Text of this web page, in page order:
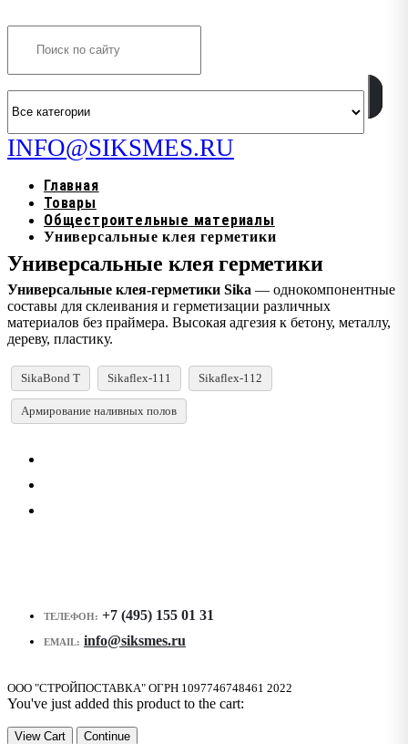
INFO@SIKSMES.RU
Главная
Товары
Общестроительные материалы
Универсальные клея герметики
Универсальные клея герметики
Универсальные клея-герметики Sika — однокомпонентные
составы для склеивания и герметизации различных
материалов без праймера. Высокая адгезия к бетону, металлу,
дереву, пластику.
SikaBond T Sikaflex-111 Sikaflex-112
Армирование наливных полов
ТЕЛЕФОН: +7 (495) 155 01 31
EMAIL: info@siksmes.ru
ООО "СТРОЙПОСТАВКА" ОГРН 1097746748461 2022
You've just added this product to the cart:
View Cart Continue